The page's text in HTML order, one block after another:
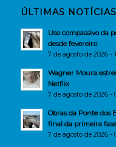
ÚLTIMAS NOTÍCIAS
Uso compassivo da
desde fevereiro
7 de agosto de 2026 -
Wagner Moura
Netflix
7 de agosto de 2026 -
Obras da Ponte dos
final da primeira fase
7 de agosto de 2026 -